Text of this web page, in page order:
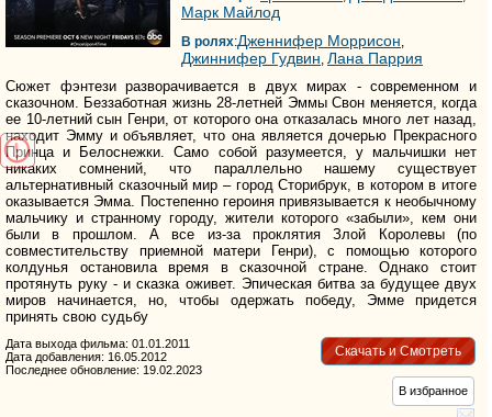
Марк Майлод
В ролях:Дженнифер Моррисон,
Джиннифер Гудвин, Лана Паррия
Сюжет фэнтези разворачивается в двух мирах - современном и
сказочном. Беззаботная жизнь 28-летней Эммы Свон меняется, когда
ее 10-летний сын Генри, от которого она отказалась много лет назад,
находит Эмму и объявляет, что она является дочерью Прекрасного
Принца и Белоснежки. Само собой разумеется, у мальчишки нет
никаких сомнений, что параллельно нашему существует
альтернативный сказочный мир – город Сторибрук, в котором в итоге
оказывается Эмма. Постепенно героиня привязывается к необычному
мальчику и странному городу, жители которого «забыли», кем они
были в прошлом. А все из-за проклятия Злой Королевы (по
совместительству приемной матери Генри), с помощью которого
колдунья остановила время в сказочной стране. Однако стоит
протянуть руку - и сказка оживет. Эпическая битва за будущее двух
миров начинается, но, чтобы одержать победу, Эмме придется
принять свою судьбу
Скачать и Смотреть
Дата выхода фильма: 01.01.2011
Дата добавления: 16.05.2012
Последнее обновление: 19.02.2023
В избранное